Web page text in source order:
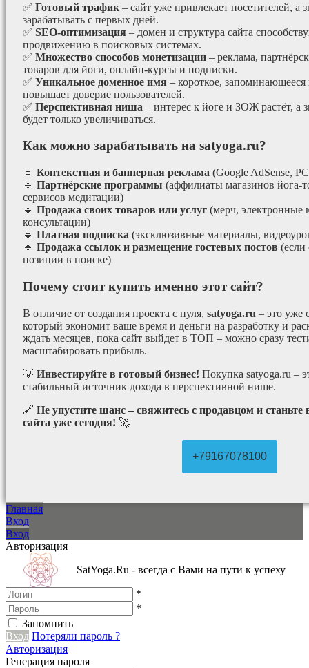
✅ Готовый трафик – сайт уже привлекает посетителей, а
зарабатывать с первых дней.
✅ SEO-оптимизация – домен и структура сайта
продвижению в поисковых системах.
✅ Множество способов монетизации – реклама,
товаров для йоги, онлайн-курсы и подписки.
✅ Уникальное доменное имя – короткое, запоминающееся
повышает доверие пользователей.
✅ Перспективная ниша – интерес к йоге и ЗОЖ растёт, а
будет только увеличиваться.
Как можно зарабатывать на satyoga.ru?
🔹 Контекстная и баннерная реклама (Google AdSense,
🔹 Партнёрские программы (аффилиаты магазинов йога-
сервисов медитации)
🔹 Продажа своих товаров или услуг (мерч, электронные
консультации)
🔹 Платная подписка (эксклюзивные материалы,
🔹 Продажа ссылок и размещение гостевых постов (если
позиции в поиске)
Почему стоит купить именно этот сайт?
В отличие от создания проекта с нуля, satyoga.ru – это уже
который экономит ваше время и деньги на разработку и
ждать месяцев, пока сайт выйдет в ТОП – можно сразу
масштабировать прибыль.
💡 Инвестируйте в готовый бизнес! Покупка satyoga.ru –
стабильный источник дохода в перспективной нише.
🔗 Не упустите шанс – свяжитесь с продавцом и
сайта уже сегодня! 🚀
+79167078100
Главная
Вход
Вход
Авторизация
SatYoga.Ru - всегда с Вами на пути к успеху
*
*
Запомнить
Вход Потеряли пароль ?
Авторизация
Генерация пароля